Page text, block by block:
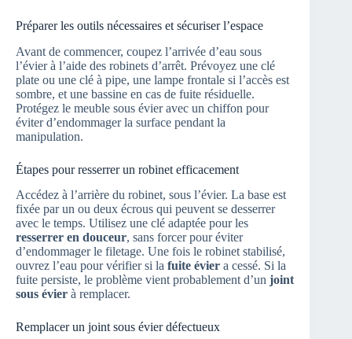
Préparer les outils nécessaires et sécuriser l’espace
Avant de commencer, coupez l’arrivée d’eau sous
l’évier à l’aide des robinets d’arrêt. Prévoyez une clé
plate ou une clé à pipe, une lampe frontale si l’accès est
sombre, et une bassine en cas de fuite résiduelle.
Protégez le meuble sous évier avec un chiffon pour
éviter d’endommager la surface pendant la
manipulation.
Étapes pour resserrer un robinet efficacement
Accédez à l’arrière du robinet, sous l’évier. La base est
fixée par un ou deux écrous qui peuvent se desserrer
avec le temps. Utilisez une clé adaptée pour les
resserrer en douceur, sans forcer pour éviter
d’endommager le filetage. Une fois le robinet stabilisé,
ouvrez l’eau pour vérifier si la fuite évier a cessé. Si la
fuite persiste, le problème vient probablement d’un joint
sous évier à remplacer.
Remplacer un joint sous évier défectueux